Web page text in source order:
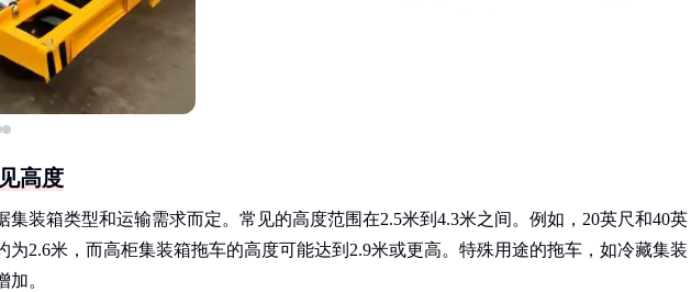
高度
集装箱类型和运输需求而定。常见的高度范围在2.5米到4.3米之间。例如，20英尺和40英
为2.6米，而高柜集装箱拖车的高度可能达到2.9米或更高。特殊用途的拖车，如冷藏集装
。